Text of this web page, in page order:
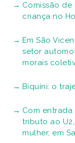
Comissão
criança no
Em São
setor
morais
Biquíni: o
Com
tributo ao
mulher, em